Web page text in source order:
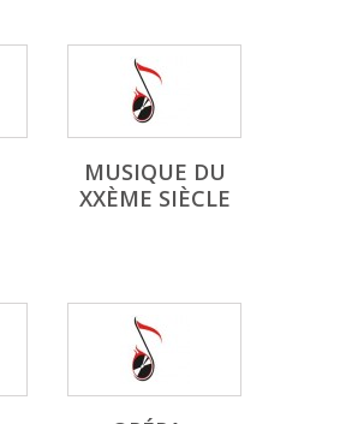
MUSIQUE DU
XXÈME SIÈCLE